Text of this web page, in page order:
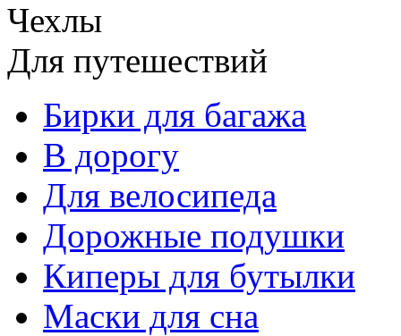
Чехлы
Для путешествий
Бирки для багажа
В дорогу
Для велосипеда
Дорожные подушки
Киперы для бутылки
Маски для сна